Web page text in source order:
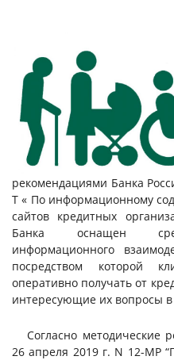
рекомендациями Банка
Т « По информационному
сайтов кредитных
Банка оснащен
информационного
посредством которой
оперативно получать от
интересующие их вопросы
Согласно методические
26 апреля 2019 г. N 12-МР